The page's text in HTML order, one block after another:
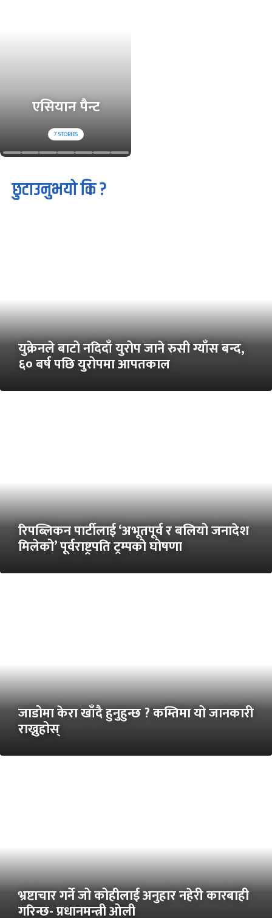
एसियान पैन्ट
7STORIES
छुटाउनुभयो कि ?
युक्रेनले बाटो नदिदाँ युरोप जाने रुसी ग्याँस बन्द,
६० बर्ष पछि युरोपमा आपतकाल
रिपब्लिकन पार्टीलाई ‘अभूतपूर्व र बलियो जनादेश
मिलेको’ पूर्वराष्ट्रपति ट्रम्पको घोषणा
जाडोमा केरा खाँदै हुनुहुन्छ ? कम्तिमा यो जानकारी
राख्नुहोस्
भ्रष्टाचार गर्ने जो कोहीलाई अनुहार नहेरी कारबाही
गरिन्छ- प्रधानमन्त्री ओली